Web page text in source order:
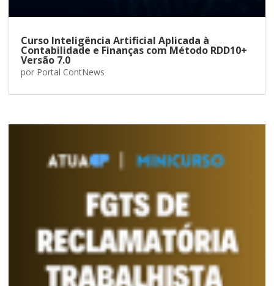
Curso Inteligência Artificial Aplicada à
Contabilidade e Finanças com Método RDD10+
Versão 7.0
por Portal ContNews